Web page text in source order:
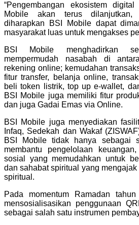
“Pengembangan ekosistem
Mobile akan terus
diharapkan BSI Mobile dapat
masyarakat luas untuk mengakses
BSI Mobile menghadirkan
mempermudah nasabah di
rekening online; kemudahan
fitur transfer, belanja online,
beli token listrik, top up e-wallet,
BSI Mobile juga memiliki fitur
dan juga Gadai Emas via Online.
BSI Mobile juga menyediakan
Infaq, Sedekah dan Wakaf
BSI Mobile tidak hanya sebagai
membantu pengelolaan
sosial yang memudahkan untuk
dan sahabat spiritual yang
spiritual.
Pada momentum Ramadan
mensosialisasikan penggunaan
sebagai salah satu instrumen